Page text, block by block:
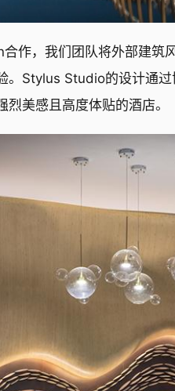
作，我们团队将外部建筑
。Stylus Studio的设计通
美感且高度体贴的酒店。